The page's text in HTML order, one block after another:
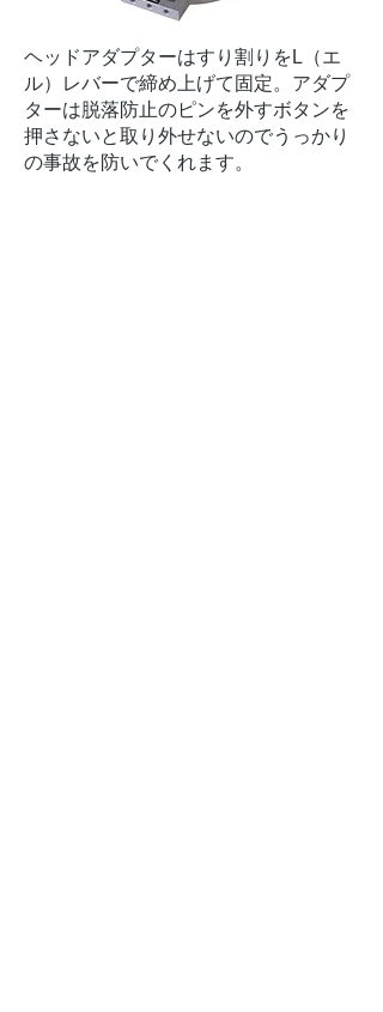
ヘッドアダプターはすり割りをL（エ
ル）レバーで締め上げて固定。アダプ
ターは脱落防止のピンを外すボタンを
押さないと取り外せないのでうっかり
の事故を防いでくれます。